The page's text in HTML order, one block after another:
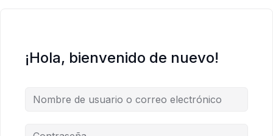
¡Hola, bienvenido de nuevo!